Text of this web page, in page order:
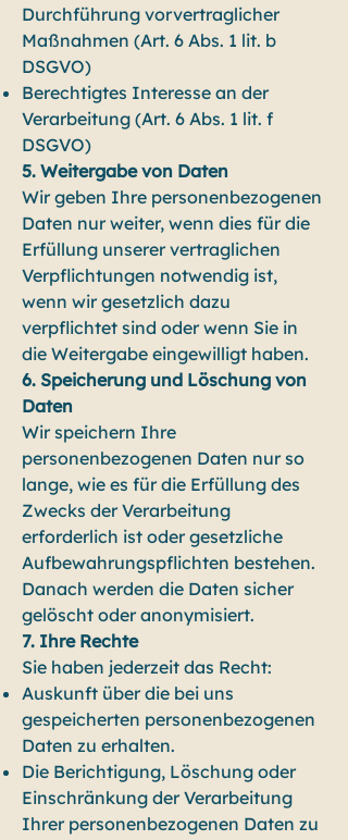
Durchführung vorvertraglicher
Maßnahmen (Art. 6 Abs. 1 lit. b
DSGVO)
Berechtigtes Interesse an der
Verarbeitung (Art. 6 Abs. 1 lit. f
DSGVO)
5. Weitergabe von Daten
Wir geben Ihre personenbezogenen
Daten nur weiter, wenn dies für die
Erfüllung unserer vertraglichen
Verpflichtungen notwendig ist,
wenn wir gesetzlich dazu
verpflichtet sind oder wenn Sie in
die Weitergabe eingewilligt haben.
6. Speicherung und Löschung von
Daten
Wir speichern Ihre
personenbezogenen Daten nur so
lange, wie es für die Erfüllung des
Zwecks der Verarbeitung
erforderlich ist oder gesetzliche
Aufbewahrungspflichten bestehen.
Danach werden die Daten sicher
gelöscht oder anonymisiert.
7. Ihre Rechte
Sie haben jederzeit das Recht:
Auskunft über die bei uns
gespeicherten personenbezogenen
Daten zu erhalten.
Die Berichtigung, Löschung oder
Einschränkung der Verarbeitung
Ihrer personenbezogenen Daten zu